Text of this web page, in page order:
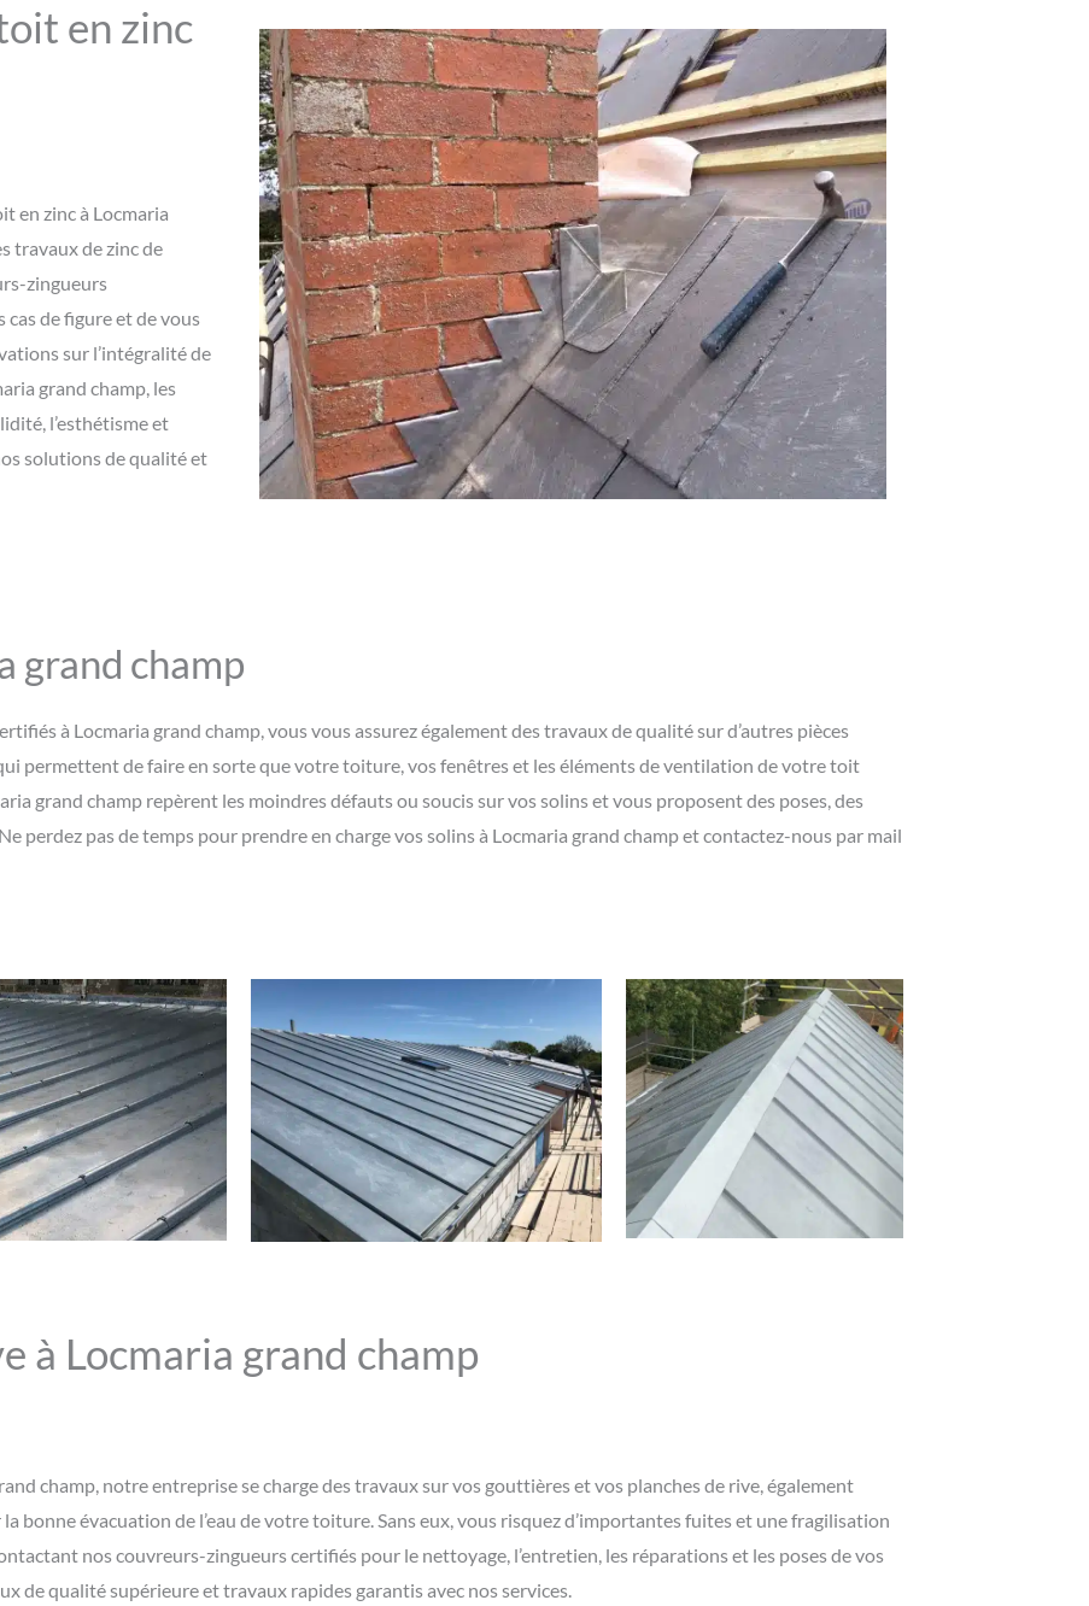
en zinc
en zinc à Locmaria
travaux de zinc de
zingueurs
cas de figure et de vous
sur l’intégralité de
grand champ, les
l’esthétisme et
solutions de qualité et
grand champ
à Locmaria grand champ, vous vous assurez également des travaux de qualité sur d’autres pièces
permettent de faire en sorte que votre toiture, vos fenêtres et les éléments de ventilation de votre toit
grand champ repèrent les moindres défauts ou soucis sur vos solins et vous proposent des poses, des
perdez pas de temps pour prendre en charge vos solins à Locmaria grand champ et contactez-nous par mail
à Locmaria grand champ
champ, notre entreprise se charge des travaux sur vos gouttières et vos planches de rive, également
bonne évacuation de l’eau de votre toiture. Sans eux, vous risquez d’importantes fuites et une fragilisation
nos couvreurs-zingueurs certifiés pour le nettoyage, l’entretien, les réparations et les poses de vos
de qualité supérieure et travaux rapides garantis avec nos services.